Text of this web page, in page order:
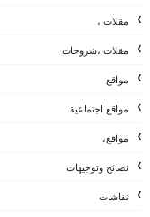
مقلات ،
مقلات ،شروحات
مواقع
مواقع اجتماعية
مواقع،
نصائح وتوجيهات
نقاشات